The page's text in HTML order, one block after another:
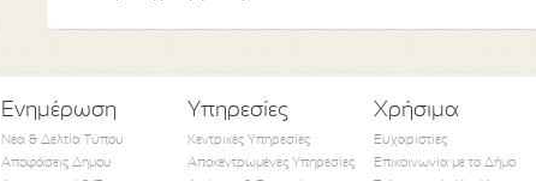
Ενημέρωση
Νέα & Δελτία Τύπου
Αποφάσεις Δήμου
Υπηρεσίες
Κεντρικές Υπηρεσίες
Αποκεντρωμένες Υπηρεσίες
Χρήσιμα
Ευχαριστίες
Επικοινωνία με το Δήμο